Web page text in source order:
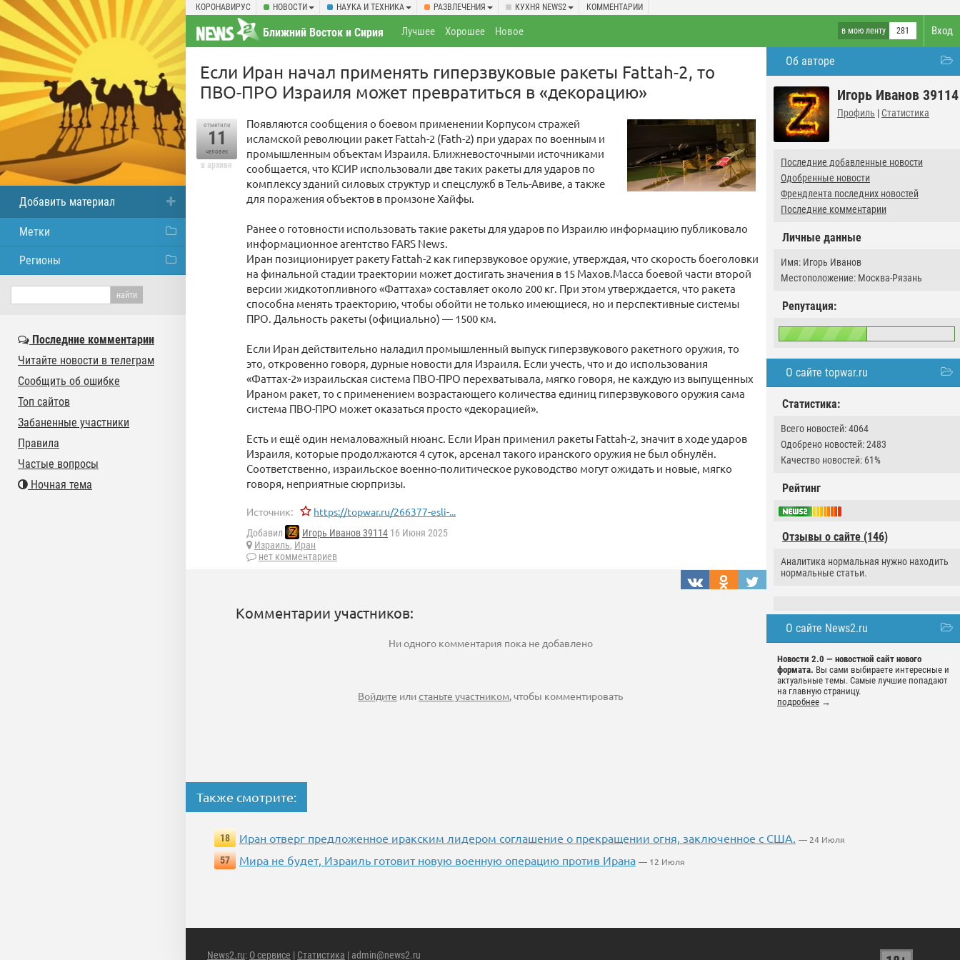
КОРОНАВИРУС НОВОСТИ НАУКА И ТЕХНИКА РАЗВЛЕЧЕНИЯ КУХНЯ NEWS2 КОММЕНТАРИИ
Вход
Ближний Восток и Сирия в мою ленту 281
Лучшее Хорошее Новое
Об авторе
Игорь Иванов 39114
Профиль | Статистика
Последние добавленные новости
Одобренные новости
Френдлента последних новостей
Последние комментарии
Личные данные
Имя: Игорь Иванов
Местоположение: Москва-Рязань
Репутация:
О сайте topwar.ru
Статистика:
Всего новостей: 4064
Одобрено новостей: 2483
Качество новостей: 61%
Рейтинг
Отзывы о сайте (146)
Аналитика нормальная нужно находить
нормальные статьи.
О сайте News2.ru
Новости 2.0 — новостной сайт нового
формата. Вы сами выбираете интересные и
актуальные темы. Самые лучшие попадают
на главную страницу.
подробнее →
Если Иран начал применять гиперзвуковые ракеты Fattah-2, то
ПВО-ПРО Израиля может превратиться в «декорацию»
отметили
11
человек
в архиве
Появляются сообщения о боевом применении Корпусом стражей
исламской революции ракет Fattah-2 (Fath-2) при ударах по военным и
промышленным объектам Израиля. Ближневосточными источниками
сообщается, что КСИР использовали две таких ракеты для ударов по
комплексу зданий силовых структур и спецслужб в Тель-Авиве, а также
для поражения объектов в промзоне Хайфы.
Ранее о готовности использовать такие ракеты для ударов по Израилю информацию публиковало
информационное агентство FARS News.
Иран позиционирует ракету Fattah-2 как гиперзвуковое оружие, утверждая, что скорость боеголовки
на финальной стадии траектории может достигать значения в 15 Махов.Масса боевой части второй
версии жидкотопливного «Фаттаха» составляет около 200 кг. При этом утверждается, что ракета
способна менять траекторию, чтобы обойти не только имеющиеся, но и перспективные системы
ПРО. Дальность ракеты (официально) — 1500 км.
Если Иран действительно наладил промышленный выпуск гиперзвукового ракетного оружия, то
это, откровенно говоря, дурные новости для Израиля. Если учесть, что и до использования
«Фаттах-2» израильская система ПВО-ПРО перехватывала, мягко говоря, не каждую из выпущенных
Ираном ракет, то с применением возрастающего количества единиц гиперзвукового оружия сама
система ПВО-ПРО может оказаться просто «декорацией».
Есть и ещё один немаловажный нюанс. Если Иран применил ракеты Fattah-2, значит в ходе ударов
Израиля, которые продолжаются 4 суток, арсенал такого иранского оружия не был обнулён.
Соответственно, израильское военно-политическое руководство могут ожидать и новые, мягко
говоря, неприятные сюрпризы.
Источник: https://topwar.ru/266377-esli-...
Добавил Игорь Иванов 39114 16 Июня 2025
Израиль, Иран
нет комментариев
Комментарии участников:
Ни одного комментария пока не добавлено
Войдите илистаньте участником, чтобы комментировать
Также смотрите:
18 Иран отверг предложенное иракским лидером соглашение о прекращении огня, заключенное с США. — 24 Июля
57
Мира не будет, Израиль готовит новую военную операцию против Ирана — 12 Июля
News2.ru: О сервисе | Статистика | admin@news2.ru
Добавить материал
Метки
Регионы
Последние комментарии
Читайте новости в телеграм
Сообщить об ошибке
Топ сайтов
Забаненные участники
Правила
Частые вопросы
Ночная тема